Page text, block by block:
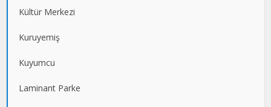
Kültür Merkezi
Kuruyemiş
Kuyumcu
Laminant Parke